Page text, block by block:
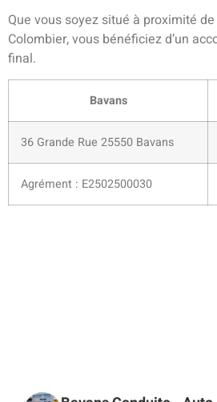
Que vous soyez situé à proximité
Colombier, vous bénéficiez d’un
final.
Bavans
36 Grande Rue 25550 Bavans
Agrément : E2502500030